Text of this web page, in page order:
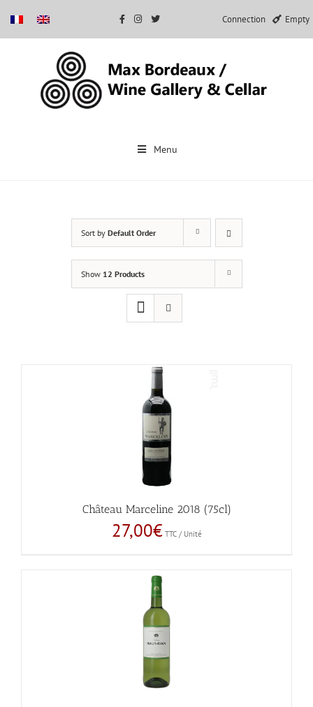
Connection Empty
Menu
Sort by Default Order
Show 12 Products
Château Marceline 2018 (75cl)
27,00€ TTC / Unité